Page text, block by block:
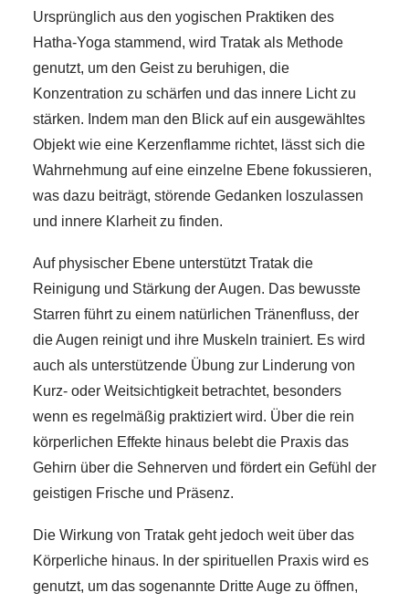
Ursprünglich aus den yogischen Praktiken des
Hatha-Yoga stammend, wird Tratak als Methode
genutzt, um den Geist zu beruhigen, die
Konzentration zu schärfen und das innere Licht zu
stärken. Indem man den Blick auf ein ausgewähltes
Objekt wie eine Kerzenflamme richtet, lässt sich die
Wahrnehmung auf eine einzelne Ebene fokussieren,
was dazu beiträgt, störende Gedanken loszulassen
und innere Klarheit zu finden.
Auf physischer Ebene unterstützt Tratak die
Reinigung und Stärkung der Augen. Das bewusste
Starren führt zu einem natürlichen Tränenfluss, der
die Augen reinigt und ihre Muskeln trainiert. Es wird
auch als unterstützende Übung zur Linderung von
Kurz- oder Weitsichtigkeit betrachtet, besonders
wenn es regelmäßig praktiziert wird. Über die rein
körperlichen Effekte hinaus belebt die Praxis das
Gehirn über die Sehnerven und fördert ein Gefühl der
geistigen Frische und Präsenz.
Die Wirkung von Tratak geht jedoch weit über das
Körperliche hinaus. In der spirituellen Praxis wird es
genutzt, um das sogenannte Dritte Auge zu öffnen,